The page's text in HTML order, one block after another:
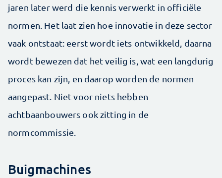
jaren later werd die kennis verwerkt in officiële
normen. Het laat zien hoe innovatie in deze sector
vaak ontstaat: eerst wordt iets ontwikkeld, daarna
wordt bewezen dat het veilig is, wat een langdurig
proces kan zijn, en daarop worden de normen
aangepast. Niet voor niets hebben
achtbaanbouwers ook zitting in de
normcommissie.
Buigmachines